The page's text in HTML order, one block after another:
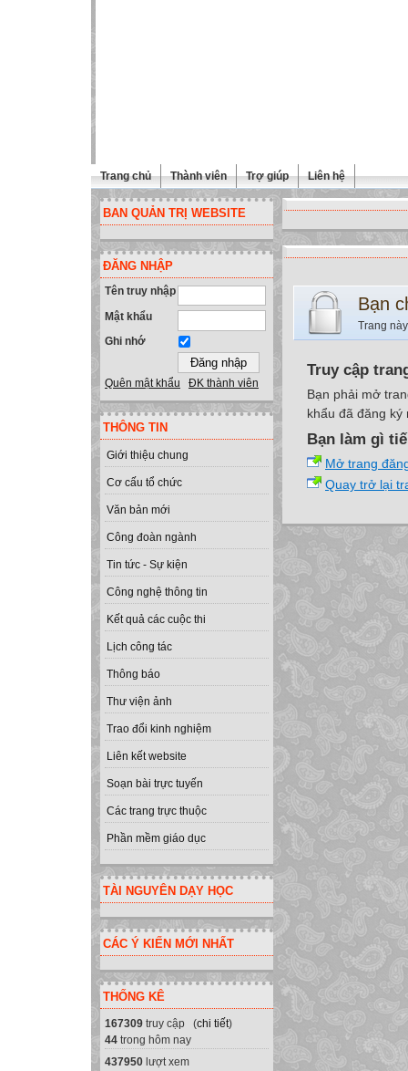
Trang chủ Thành viên Trợ giúp Liên hệ
BAN QUẢN TRỊ WEBSITE
ĐĂNG NHẬP
Tên truy nhập
Mật khẩu
Ghi nhớ
Quên mật khẩu ĐK thành viên
THÔNG TIN
Giới thiệu chung
Cơ cấu tổ chức
Văn bản mới
Công đoàn ngành
Tin tức - Sự kiện
Công nghệ thông tin
Kết quả các cuộc thi
Lịch công tác
Thông báo
Thư viện ảnh
Trao đổi kinh nghiệm
Liên kết website
Soạn bài trực tuyến
Các trang trực thuộc
Phần mềm giáo dục
TÀI NGUYÊN DẠY HỌC
CÁC Ý KIẾN MỚI NHẤT
THỐNG KÊ
167309 truy cập (chi tiết)
44 trong hôm nay
437950 lượt xem
Bạn
Trang
Truy cập
Bạn phải mở
khẩu đã đăng
Bạn làm gì
Mở trang
Quay trở lại